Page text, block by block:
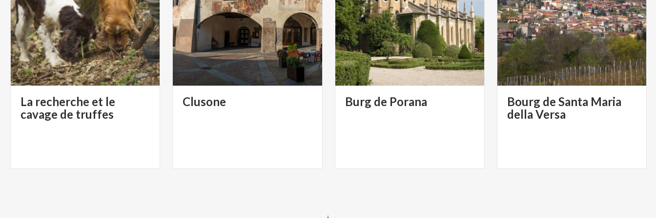
La recherche et le
cavage de truffes
Clusone Burg de Porana
Bourg de Santa Maria
della Versa